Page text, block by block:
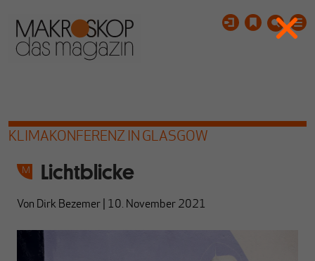
KLIMAKONFERENZ IN GLASGOW
Lichtblicke
Von Dirk Bezemer 10. November 2021